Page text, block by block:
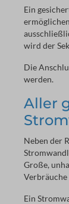
Ein
wird der
Die
werden.
Aller
Neben der
Große,
Verbräuche
Ein